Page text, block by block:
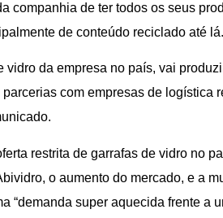
companhia de ter todos os seus
de conteúdo reciclado até lá.
da empresa no país, vai
com empresas de logística
restrita de garrafas de vidro no
o aumento do mercado, e a
“demanda super aquecida frente a